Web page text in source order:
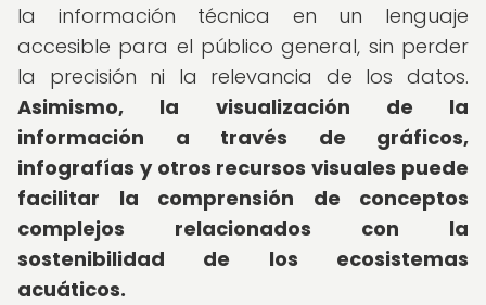
la información técnica en un lenguaje
accesible para el público general, sin perder
la precisión ni la relevancia de los datos.
Asimismo, la visualización de la
información a través de gráficos,
infografías y otros recursos visuales puede
facilitar la comprensión de conceptos
complejos relacionados con la
sostenibilidad de los ecosistemas
acuáticos.